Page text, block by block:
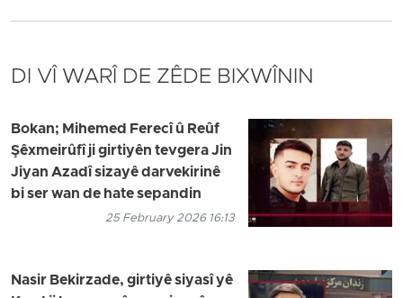
DI VÎ WARÎ DE ZÊDE BIXWÎNIN
Bokan; Mihemed Ferecî û Reûf
Şêxmeirûfî ji girtiyên tevgera Jin
Jiyan Azadî sizayê darvekirinê
bi ser wan de hate sepandin
25 February 2026 16:13
Nasir Bekirzade, girtiyê siyasî yê